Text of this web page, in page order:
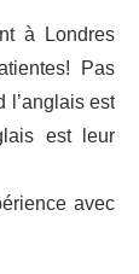
à Londres
Pas
l’anglais est
est leur
avec